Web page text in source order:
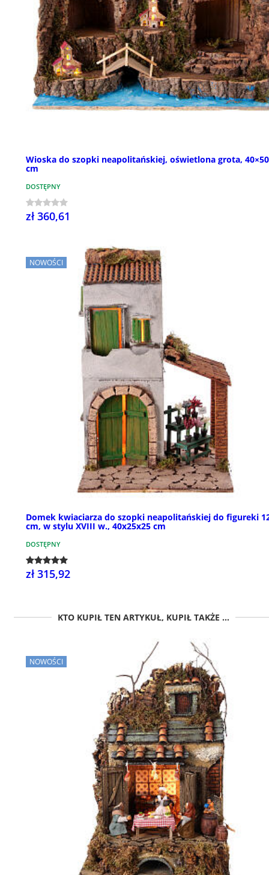
Wioska do szopki neapolitańskiej, oświetlona grota,
cm
DOSTĘPNY
zł 360,61
NOWOŚCI
Domek kwiaciarza do szopki neapolitańskiej do figureki
cm, w stylu XVIII w., 40x25x25 cm
DOSTĘPNY
zł 315,92
KTO KUPIŁ TEN ARTYKUŁ, KUPIŁ TAKŻE ...
NOWOŚCI